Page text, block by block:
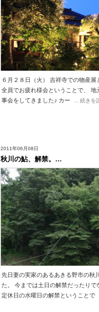
６月２８日（火） 吉祥寺での物産
全員でお疲れ様会ということで、
事会をしてきました♪ カー
... 続きを
2011年06月08日
秋川の鮎、解禁。…
先日妻の実家のあるあきる野市の秋
た。 今までは土日の解禁だったり
定休日の水曜日の解禁ということで